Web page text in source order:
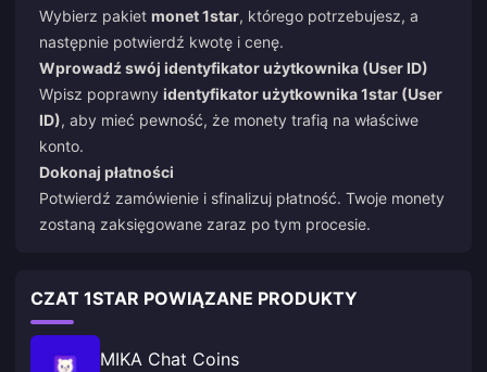
Wybierz pakiet monet 1star, którego potrzebujesz, a
następnie potwierdź kwotę i cenę.
Wprowadź swój identyfikator użytkownika (User ID)
Wpisz poprawny identyfikator użytkownika 1star (User
ID), aby mieć pewność, że monety trafią na właściwe
konto.
Dokonaj płatności
Potwierdź zamówienie i sfinalizuj płatność. Twoje monety
zostaną zaksięgowane zaraz po tym procesie.
CZAT 1STAR POWIĄZANE PRODUKTY
MIKA Chat Coins